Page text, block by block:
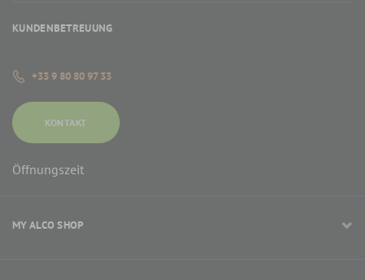
KUNDENBETREUUNG
+33 9 80 80 97 33
KONTAKT
Öffnungszeit
MY ALCO SHOP